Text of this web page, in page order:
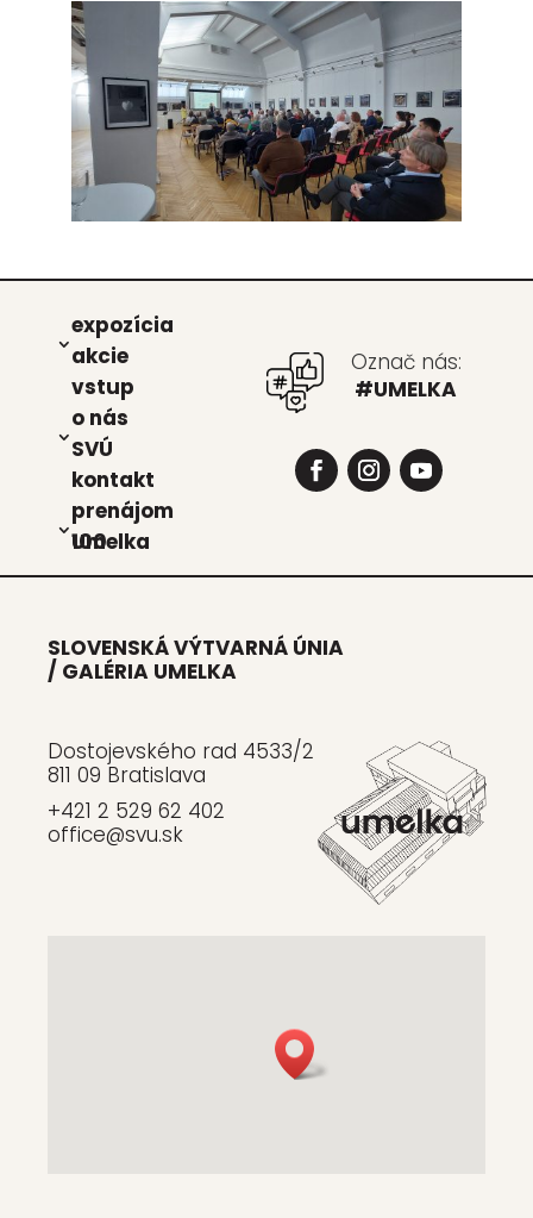
expo­zí­cia
akcie
vstup
o nás
SVÚ
kon­takt
pre­ná­jom
Umel­ka 100
Označ nás:
#UMELKA
SLOVENSKÁ VÝTVARNÁ ÚNIA
/ GALÉRIA UMELKA
Dostojevského rad 4533/2
811 09 Bratislava
+421 2 529 62 402
office@svu.sk